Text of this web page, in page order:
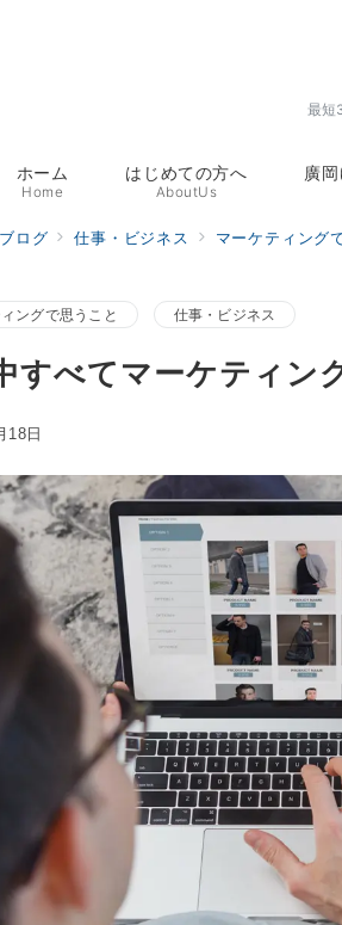
最短
ホーム
Home
はじめての方へ
AboutUs
廣
ブログ 仕事・ビジネス マーケティング
ングで思うこと 仕事・ビジネス
すべてマーケティン
18日